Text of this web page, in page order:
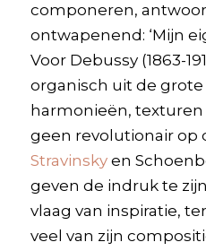
componeren,
ontwapenend: ‘Mijn
Voor Debussy (1863-
organisch uit de
harmonieën, texturen
geen revolutionair op
Stravinskyen
geven de indruk te
vlaag van inspiratie,
veel van zijn